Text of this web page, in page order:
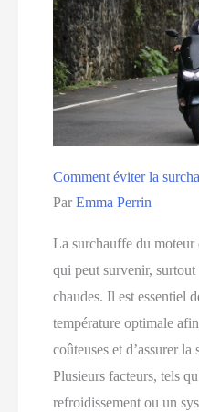
et
conseils
pratiques
Comment éviter la
ParEmma Perrin
La surchauffe du
qui peut survenir,
chaudes. Il est essentiel
température optimale
coûteuses et d’assurer
Plusieurs facteurs, tels
refroidissement ou un